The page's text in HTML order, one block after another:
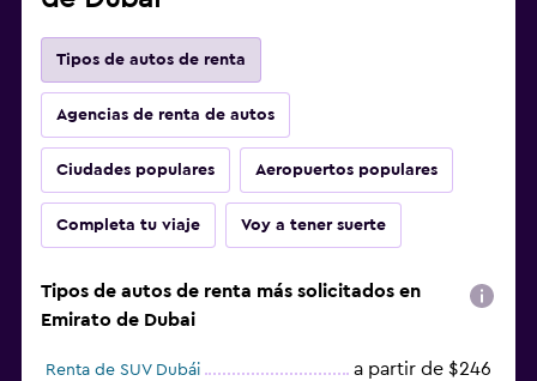
Tipos de autos de renta
Agencias de renta de autos
Ciudades populares Aeropuertos populares
Completa tu viaje Voy a tener suerte
Tipos de autos de renta más solicitados en
Emirato de Dubai
Renta de SUV Dubái a partir de $246